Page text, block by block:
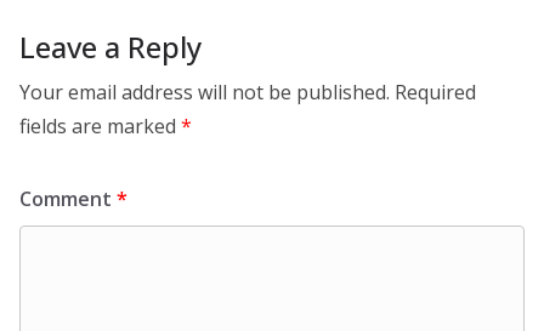
Leave a Reply
Your email address will not be published. Required
fields are marked *
Comment *